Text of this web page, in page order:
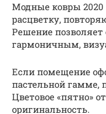
Модные ковры
расцветку,
Решение позволяет
гармоничным,
Если помещение
пастельной гамме,
Цветовое «пятно»
оригинальность.